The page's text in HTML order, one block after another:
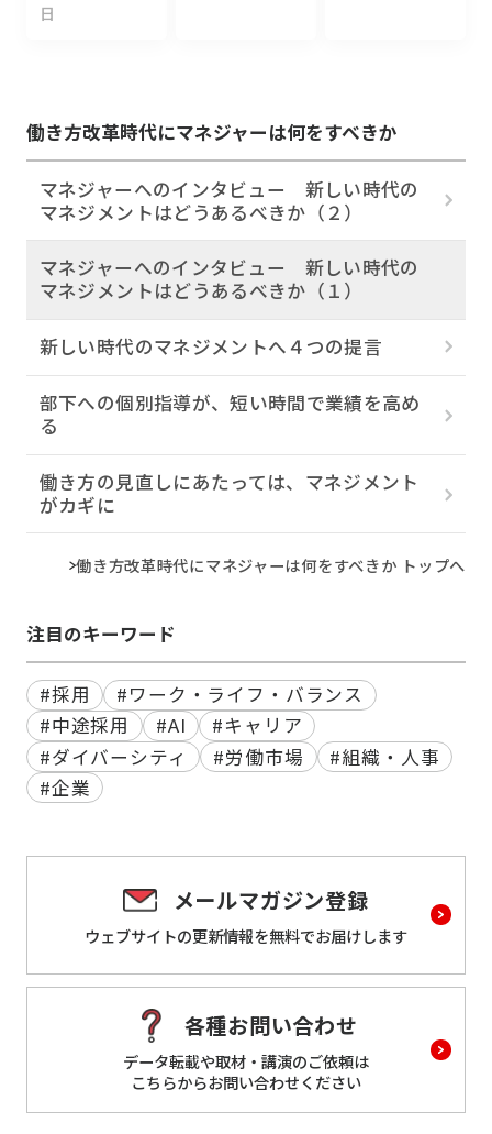
日
働き方改革時代にマネジャーは何をすべきか
マネジャーへのインタビュー 新しい時代の
マネジメントはどうあるべきか（２）
マネジャーへのインタビュー 新しい時代の
マネジメントはどうあるべきか（１）
新しい時代のマネジメントへ４つの提言
部下への個別指導が、短い時間で業績を高め
る
働き方の見直しにあたっては、マネジメント
がカギに
働き方改革時代にマネジャーは何をすべきか トップへ
注目のキーワード
#採用
#ワーク・ライフ・バランス
#中途採用
#AI
#キャリア
#ダイバーシティ
#労働市場
#組織・人事
#企業
メールマガジン登録
ウェブサイトの更新情報を無料でお届けします
各種お問い合わせ
データ転載や取材・講演のご依頼は
こちらからお問い合わせください